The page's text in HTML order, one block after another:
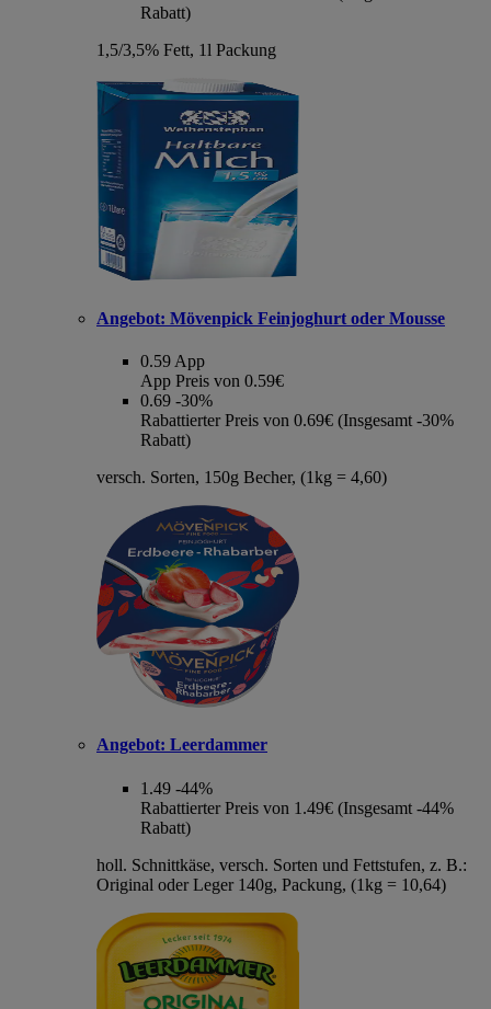
Rabatt)
1,5/3,5% Fett, 1l Packung
Angebot: Mövenpick Feinjoghurt oder Mousse
0.59 App
App Preis von 0.59€
0.69 -30%
Rabattierter Preis von 0.69€ (Insgesamt -30%
Rabatt)
versch. Sorten, 150g Becher, (1kg = 4,60)
Angebot: Leerdammer
1.49 -44%
Rabattierter Preis von 1.49€ (Insgesamt -44%
Rabatt)
holl. Schnittkäse, versch. Sorten und Fettstufen, z. B.:
Original oder Leger 140g, Packung, (1kg = 10,64)